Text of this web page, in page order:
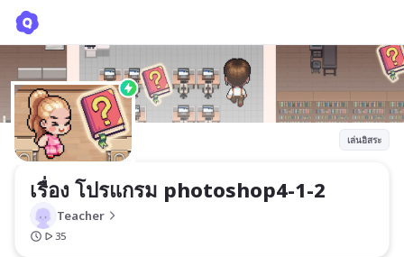
เล่นอิสระ
เรื่อง โปรแกรม photoshop4-1-2
Teacher
35